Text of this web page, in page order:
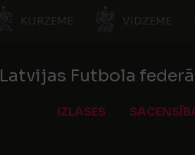
KURZEME VIDZEME
Latvijas Futbola
IZLASES